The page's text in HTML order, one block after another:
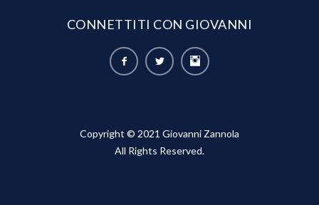
CONNETTITI CON GIOVANNI
Copyright © 2021 Giovanni Zannola
All Rights Reserved.